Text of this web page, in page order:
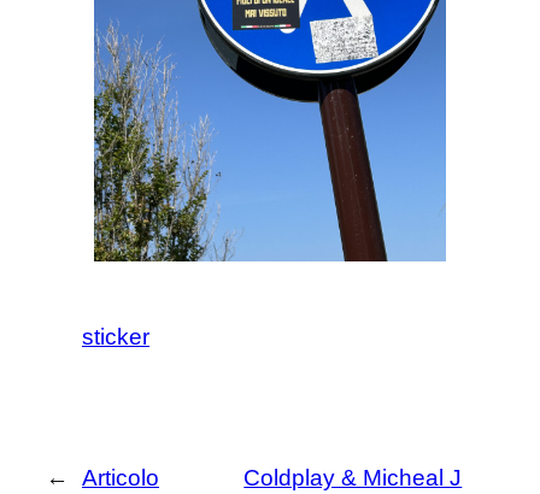
sticker
←
Articolo
Coldplay & Micheal J